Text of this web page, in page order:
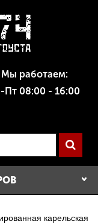
работаем:
08:00 - 16:00
карельская